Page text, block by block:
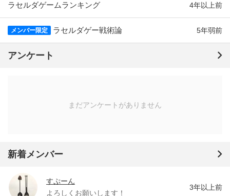
ラセルダゲームランキング 4年以上前
メンバー限定 ラセルダゲー戦術論 5年弱前
アンケート
まだアンケートがありません
新着メンバー
すぷーん
よろしくお願いします！
3年以上前